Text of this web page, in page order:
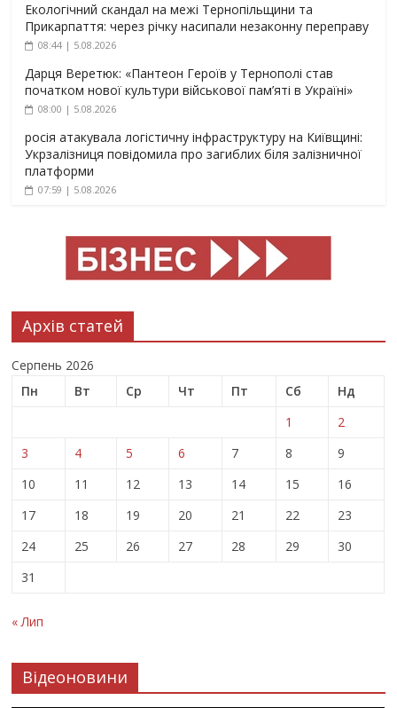
Екологічний скандал на межі Тернопільщини та
Прикарпаття: через річку насипали незаконну переправу
08:44 | 5.08.2026
Дарця Веретюк: «Пантеон Героїв у Тернополі став
початком нової культури військової пам’яті в Україні»
08:00 | 5.08.2026
росія атакувала логістичну інфраструктуру на Київщині:
Укрзалізниця повідомила про загиблих біля залізничної
платформи
07:59 | 5.08.2026
Архів статей
Серпень 2026
Пн
Вт Ср Чт Пт Сб
Нд
1
2
3
4 5 6 7 8
9
10
11 12 13 14 15
16
17
18 19 20 21 22
23
24
25 26 27 28 29
30
31
« Лип
Відеоновини